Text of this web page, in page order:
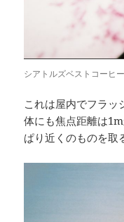
シアトルズベストコーヒ
これは屋内でフラッ
体にも焦点距離は
ぱり近くのものを取